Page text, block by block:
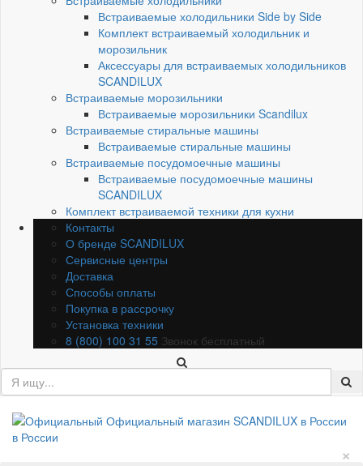
Встраиваемые холодильники Side by Side
Комплект встраиваемый холодильник и
морозильник
Аксессуары для встраиваемых холодильников
SCANDILUX
Встраиваемые морозильники
Встраиваемые морозильники Scandilux
Встраиваемые стиральные машины
Встраиваемые стиральные машины
Встраиваемые посудомоечные машины
Встраиваемые посудомоечные машины
SCANDILUX
Комплект встраиваемой техники для кухни
Контакты
О бренде SCANDILUX
Сервисные центры
Доставка
Способы оплаты
Покупка в рассрочку
Установка техники
8 (800) 100 31 55 Звонок бесплатный
×